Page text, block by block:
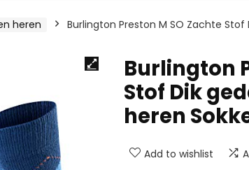
heren Burlington Preston M SO Zachte Stof
Burlington
Stof Dik
heren
Add to wishlist